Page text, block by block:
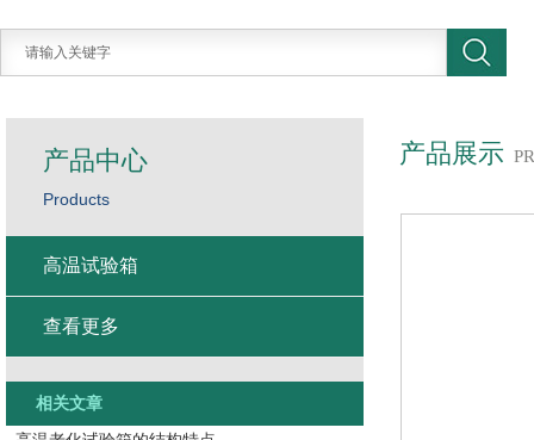
产品展示
产品中心
Products
高温试验箱
查看更多
相关文章